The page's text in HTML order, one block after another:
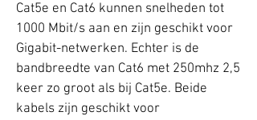
Cat5e en Cat6 kunnen snelheden tot
1000 Mbit/s aan en zijn geschikt voor
Gigabit-netwerken. Echter is de
bandbreedte van Cat6 met 250mhz 2,5
keer zo groot als bij Cat5e. Beide
kabels zijn geschikt voor